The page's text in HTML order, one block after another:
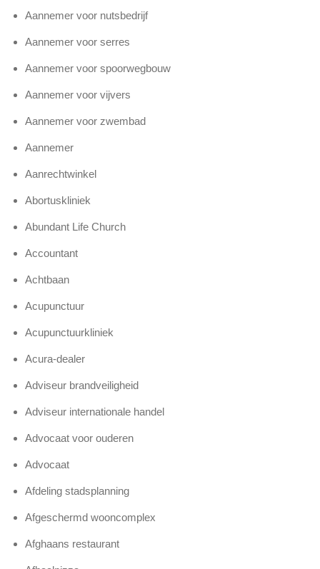
Aannemer voor nutsbedrijf
Aannemer voor serres
Aannemer voor spoorwegbouw
Aannemer voor vijvers
Aannemer voor zwembad
Aannemer
Aanrechtwinkel
Abortuskliniek
Abundant Life Church
Accountant
Achtbaan
Acupunctuur
Acupunctuurkliniek
Acura-dealer
Adviseur brandveiligheid
Adviseur internationale handel
Advocaat voor ouderen
Advocaat
Afdeling stadsplanning
Afgeschermd wooncomplex
Afghaans restaurant